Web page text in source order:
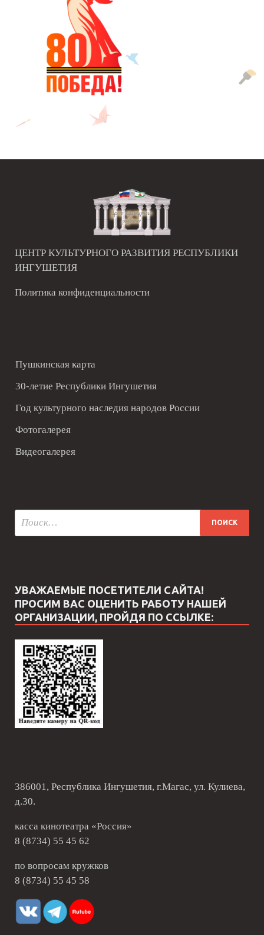
ЦЕНТР КУЛЬТУРНОГО РАЗВИТИЯ РЕСПУБЛИКИ
ИНГУШЕТИЯ
Политика конфиденциальности
Пушкинская карта
30-летие Республики Ингушетия
Год культурного наследия народов России
Фотогалерея
Видеогалерея
УВАЖАЕМЫЕ ПОСЕТИТЕЛИ САЙТА!
ПРОСИМ ВАС ОЦЕНИТЬ РАБОТУ НАШЕЙ
ОРГАНИЗАЦИИ, ПРОЙДЯ ПО ССЫЛКЕ:
386001, Республика Ингушетия, г.Магас, ул. Кулиева,
д.30.
касса кинотеатра «Россия»
8 (8734) 55 45 62
по вопросам кружков
8 (8734) 55 45 58